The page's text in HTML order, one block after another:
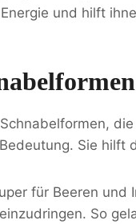
und hilft
Sie hilft
für Beeren und
So